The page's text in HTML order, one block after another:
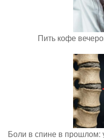
Пить кофе
Боли в спине в прошлом: